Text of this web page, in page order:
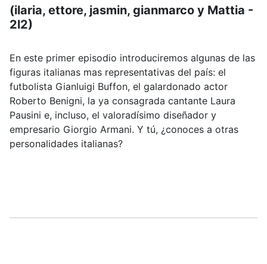
(ilaria, ettore, jasmin, gianmarco y Mattia -
2l2)
En este primer episodio introduciremos algunas de las
figuras italianas mas representativas del país: el
futbolista Gianluigi Buffon, el galardonado actor
Roberto Benigni, la ya consagrada cantante Laura
Pausini e, incluso, el valoradísimo diseñador y
empresario Giorgio Armani. Y tú, ¿conoces a otras
personalidades italianas?